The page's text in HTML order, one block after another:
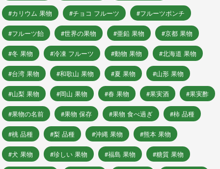
カリウム 果物 チョコ フルーツ フルーツポンチ
フルーツ飴 世界の果物 亜鉛 果物 京都 果物
冬 果物 冷凍 フルーツ 動物 果物 北海道 果物
台湾 果物 和歌山 果物 夏 果物 山形 果物
山梨 果物 岡山 果物 春 果物 果実酒 果実酢
果物の名前 果物 保存 果物 食べ過ぎ 柿 品種
桃 品種 梨 品種 沖縄 果物 熊本 果物
犬 果物 珍しい 果物 福島 果物 糖質 果物